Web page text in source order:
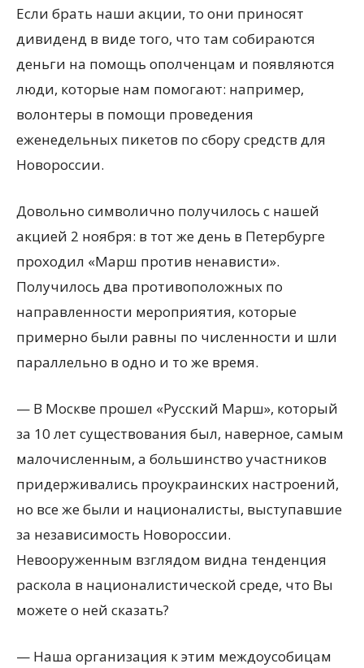
Если брать наши акции, то они приносят
дивиденд в виде того, что там собираются
деньги на помощь ополченцам и появляются
люди, которые нам помогают: например,
волонтеры в помощи проведения
еженедельных пикетов по сбору средств для
Новороссии.
Довольно символично получилось с нашей
акцией 2 ноября: в тот же день в Петербурге
проходил «Марш против ненависти».
Получилось два противоположных по
направленности мероприятия, которые
примерно были равны по численности и шли
параллельно в одно и то же время.
— В Москве прошел «Русский Марш», который
за 10 лет существования был, наверное, самым
малочисленным, а большинство участников
придерживались проукраинских настроений,
но все же были и националисты, выступавшие
за независимость Новороссии.
Невооруженным взглядом видна тенденция
раскола в националистической среде, что Вы
можете о ней сказать?
— Наша организация к этим междоусобицам